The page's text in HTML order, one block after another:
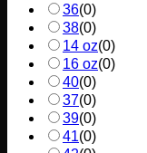
36(0)
38(0)
14 oz(0)
16 oz(0)
40(0)
37(0)
39(0)
41(0)